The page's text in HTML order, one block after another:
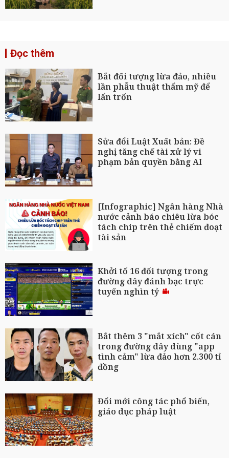
Đọc thêm
Bắt đối tượng lừa đảo, nhiều
lần phẫu thuật thẩm mỹ để
lẩn trốn
Sửa đổi Luật Xuất bản: Đề
nghị tăng chế tài xử lý vi
phạm bản quyền bằng AI
[Infographic] Ngân hàng Nhà
nước cảnh báo chiêu lừa bóc
tách chip trên thẻ chiếm đoạt
tài sản
Khởi tố 16 đối tượng trong
đường dây đánh bạc trực
tuyến nghìn tỷ
Bắt thêm 3 "mắt xích" cốt cán
trong đường dây dùng "app
tình cảm" lừa đảo hơn 2.300 tỉ
đồng
Đổi mới công tác phổ biến,
giáo dục pháp luật